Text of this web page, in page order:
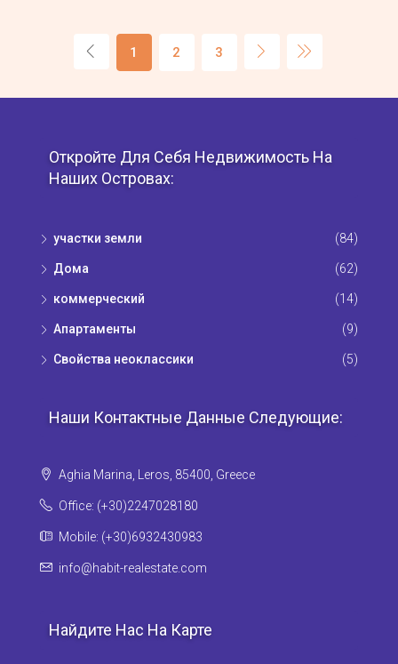
1 2 3
Откройте Для Себя Недвижимость На
Наших Островах:
участки земли (84)
Дома (62)
коммерческий (14)
Апартаменты (9)
Свойства неоклассики (5)
Наши Контактные Данные Следующие:
Aghia Marina, Leros, 85400, Greece
Office: (+30)2247028180
Mobile: (+30)6932430983
info@habit-realestate.com
Найдите Нас На Карте